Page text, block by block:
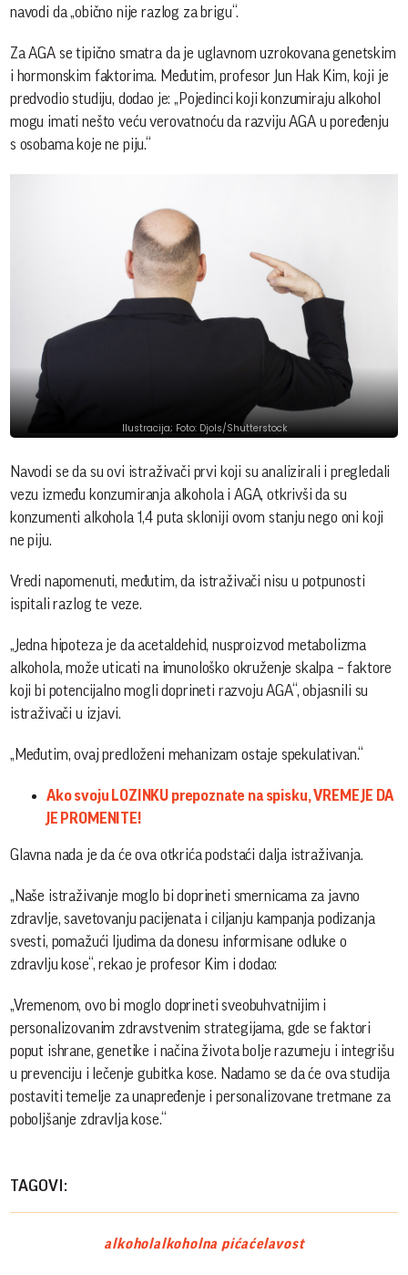
navodi da „obično nije razlog za brigu“.
Za AGA se tipično smatra da je uglavnom uzrokovana genetskim
i hormonskim faktorima. Međutim, profesor Jun Hak Kim, koji je
predvodio studiju, dodao je: „Pojedinci koji konzumiraju alkohol
mogu imati nešto veću verovatnoću da razviju AGA u poređenju
s osobama koje ne piju.“
Ilustracija; Foto: Djols/Shutterstock
Navodi se da su ovi istraživači prvi koji su analizirali i pregledali
vezu između konzumiranja alkohola i AGA, otkrivši da su
konzumenti alkohola 1,4 puta skloniji ovom stanju nego oni koji
ne piju.
Vredi napomenuti, međutim, da istraživači nisu u potpunosti
ispitali razlog te veze.
„Jedna hipoteza je da acetaldehid, nusproizvod metabolizma
alkohola, može uticati na imunološko okruženje skalpa – faktore
koji bi potencijalno mogli doprineti razvoju AGA“, objasnili su
istraživači u izjavi.
„Međutim, ovaj predloženi mehanizam ostaje spekulativan.“
Ako svoju LOZINKU prepoznate na spisku, VREME JE DA
JE PROMENITE!
Glavna nada je da će ova otkrića podstaći dalja istraživanja.
„Naše istraživanje moglo bi doprineti smernicama za javno
zdravlje, savetovanju pacijenata i ciljanju kampanja podizanja
svesti, pomažući ljudima da donesu informisane odluke o
zdravlju kose“, rekao je profesor Kim i dodao:
„Vremenom, ovo bi moglo doprineti sveobuhvatnijim i
personalizovanim zdravstvenim strategijama, gde se faktori
poput ishrane, genetike i načina života bolje razumeju i integrišu
u prevenciju i lečenje gubitka kose. Nadamo se da će ova studija
postaviti temelje za unapređenje i personalizovane tretmane za
poboljšanje zdravlja kose.“
TAGOVI:
alkoholalkoholna pićaćelavost